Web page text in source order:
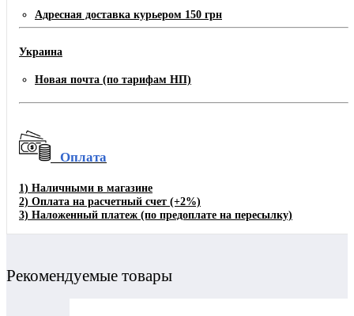
Адресная доставка курьером 150 грн
Украина
Новая почта (по тарифам НП)
Оплата
1) Наличными в магазине
2) Оплата на расчетный счет (+2%)
3) Наложенный платеж (по предоплате на пересылку)
Рекомендуемые товары